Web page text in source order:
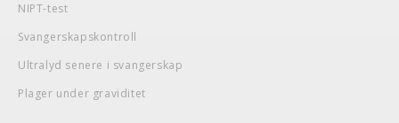
NIPT-test
Svangerskapskontroll
Ultralyd senere i svangerskap
Plager under graviditet